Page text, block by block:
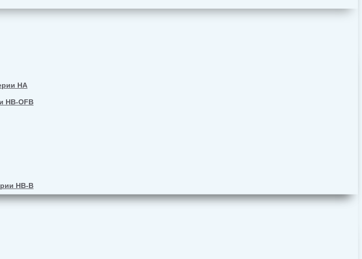
HA
HB-OFB
HB-B